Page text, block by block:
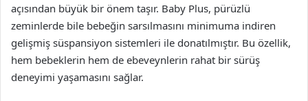
açısından büyük bir önem taşır. Baby Plus, pürüzlü
zeminlerde bile bebeğin sarsılmasını minimuma indiren
gelişmiş süspansiyon sistemleri ile donatılmıştır. Bu özellik,
hem bebeklerin hem de ebeveynlerin rahat bir sürüş
deneyimi yaşamasını sağlar.